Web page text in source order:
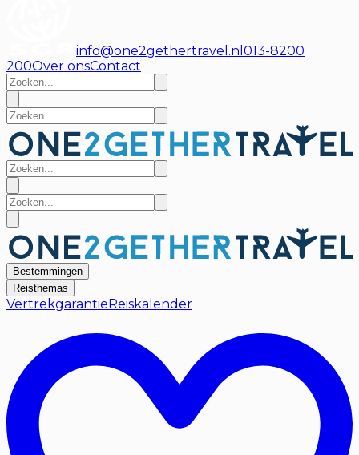
info@one2gethertravel.nl 013-8200
200Over onsContact
Bestemmingen
Reisthemas
Vertrekgarantie Reiskalender